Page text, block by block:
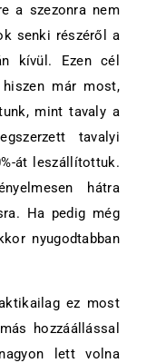
a szezonra nem
senki részéről a
kívül. Ezen cél
már most,
mint tavaly a
tavalyi
át leszállítottuk.
hátra
Ha pedig még
nyugodtabban
ez most
hozzáállással
lett volna